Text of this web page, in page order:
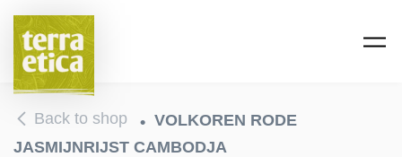
Skip to main content
Back to shop
VOLKOREN RODE
JASMIJNRIJST CAMBODJA